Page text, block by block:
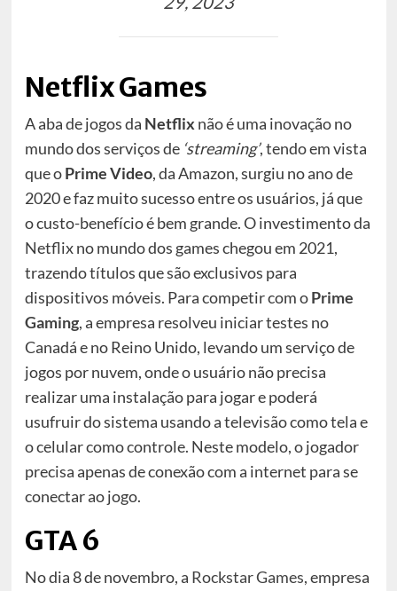
Netflix Games
A aba de jogos da Netflix não é uma inovação no
mundo dos serviços de ‘streaming’, tendo em vista
que oPrime Video, da Amazon, surgiu no ano de
2020 e faz muito sucesso entre os usuários, já que
o custo-benefício é bem grande. O investimento da
Netflix no mundo dos games chegou em 2021,
trazendo títulos que são exclusivos para
dispositivos móveis. Para competir com oPrime
Gaming, a empresa resolveu iniciar testes no
Canadá e no Reino Unido, levando um serviço de
jogos por nuvem, onde o usuário não precisa
realizar uma instalação para jogar e poderá
usufruir do sistema usando a televisão como tela e
o celular como controle. Neste modelo, o jogador
precisa apenas de conexão com a internet para se
conectar ao jogo.
GTA 6
No dia 8 de novembro, a Rockstar Games, empresa